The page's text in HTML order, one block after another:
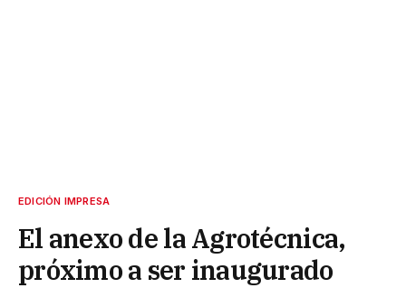
EDICIÓN IMPRESA
El anexo de la Agrotécnica,
próximo a ser inaugurado